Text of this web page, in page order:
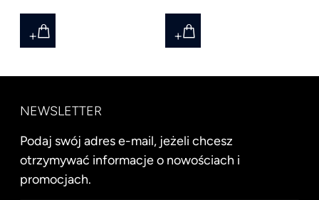
NEWSLETTER
Podaj swój adres e-mail, jeżeli chcesz
otrzymywać informacje o nowościach i
promocjach.